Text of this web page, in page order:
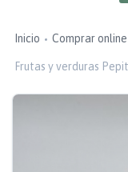
Inicio Comprar online
Frutas y verduras